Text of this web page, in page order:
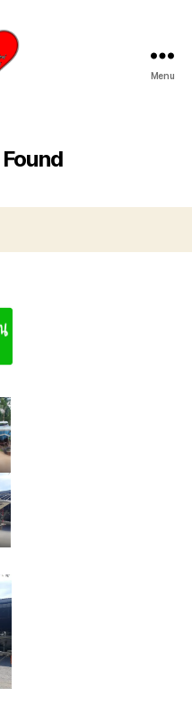
ย
รน
อ
ล
ง
า
ยวชาญ
น
ย
อ
ยตรง
บ
ทย์
าม
ดวก
อดภัย
ะ
Menu